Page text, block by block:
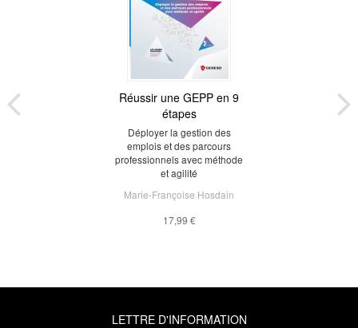
Réussir une GEPP en 9
étapes
Déployer la gestion des
emplois et des parcours
professionnels avec méthode
et agilité
Marie-Françoise Hosdain
17,99 €
LETTRE D'INFORMATION